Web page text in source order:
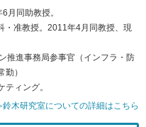
月同助教授。
・准教授。2011年4月同教授、現
推進事務局参事官（インフラ・防
）
ィング。
木研究室についての詳細はこちら